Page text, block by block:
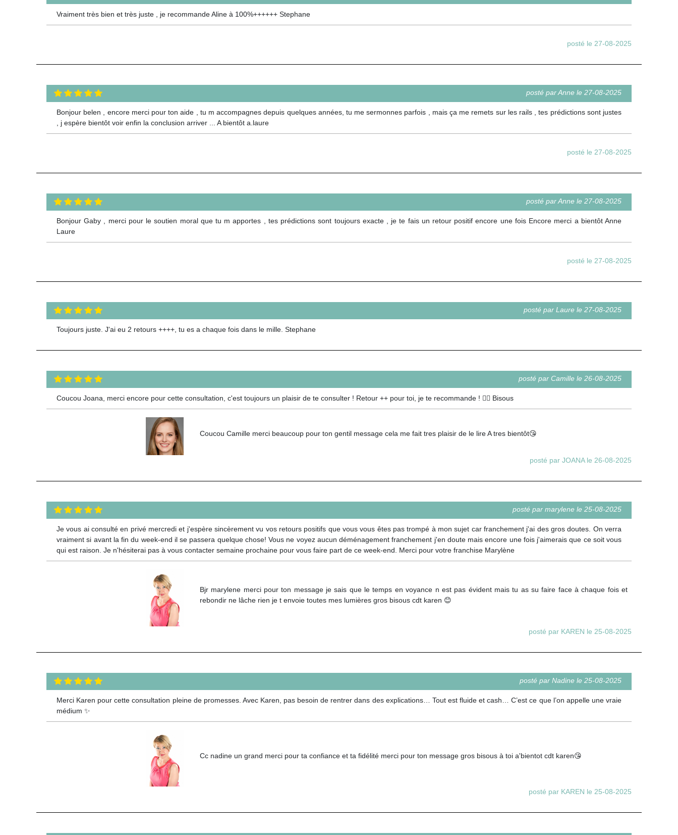
Vraiment très bien et très juste , je recommande Aline à 100%++++++ Stephane
posté le 27-08-2025
posté par Anne le 27-08-2025
Bonjour belen , encore merci pour ton aide , tu m accompagnes depuis quelques années, tu me sermonnes parfois , mais ça me remets sur les rails , tes prédictions sont justes
, j espère bientôt voir enfin la conclusion arriver ... A bientôt a.laure
posté le 27-08-2025
posté par Anne le 27-08-2025
Bonjour Gaby , merci pour le soutien moral que tu m apportes , tes prédictions sont toujours exacte , je te fais un retour positif encore une fois Encore merci a bientôt Anne
Laure
posté le 27-08-2025
posté par Laure le 27-08-2025
Toujours juste. J'ai eu 2 retours ++++, tu es a chaque fois dans le mille. Stephane
posté par Camille le 26-08-2025
Coucou Joana, merci encore pour cette consultation, c'est toujours un plaisir de te consulter ! Retour ++ pour toi, je te recommande ! 👍🏻 Bisous
Coucou Camille merci beaucoup pour ton gentil message cela me fait tres plaisir de le lire A tres bientôt😘
posté par JOANA le 26-08-2025
posté par marylene le 25-08-2025
Je vous ai consulté en privé mercredi et j'espère sincèrement vu vos retours positifs que vous vous êtes pas trompé à mon sujet car franchement j'ai des gros doutes. On verra
vraiment si avant la fin du week-end il se passera quelque chose! Vous ne voyez aucun déménagement franchement j'en doute mais encore une fois j'aimerais que ce soit vous
qui est raison. Je n'hésiterai pas à vous contacter semaine prochaine pour vous faire part de ce week-end. Merci pour votre franchise Marylène
Bjr marylene merci pour ton message je sais que le temps en voyance n est pas évident mais tu as su faire face à chaque fois et
rebondir ne lâche rien je t envoie toutes mes lumières gros bisous cdt karen 😊
posté par KAREN le 25-08-2025
posté par Nadine le 25-08-2025
Merci Karen pour cette consultation pleine de promesses. Avec Karen, pas besoin de rentrer dans des explications… Tout est fluide et cash… C’est ce que l’on appelle une vraie
médium ✨
Cc nadine un grand merci pour ta confiance et ta fidélité merci pour ton message gros bisous à toi a'bientot cdt karen😘
posté par KAREN le 25-08-2025